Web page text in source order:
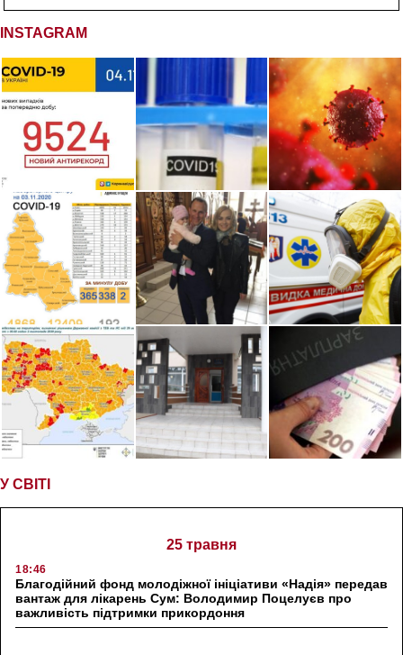
INSTAGRAM
У СВІТІ
25 травня
18:46
Благодійний фонд молодіжної ініціативи «Надія» передав
вантаж для лікарень Сум: Володимир Поцелуєв про
важливість підтримки прикордоння